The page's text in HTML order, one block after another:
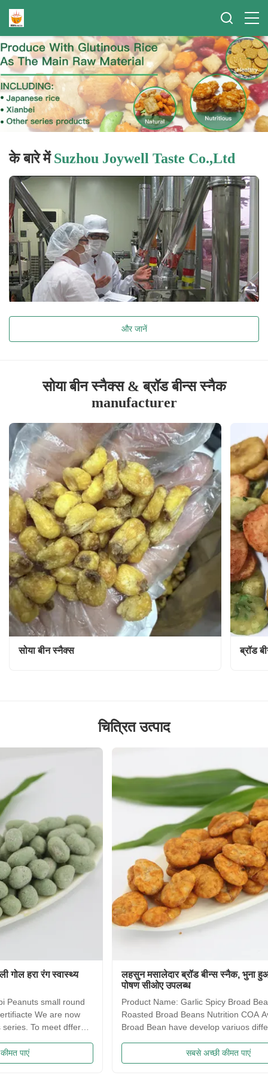
के बारे मेंSuzhou Joywell Taste Co.,Ltd
और जानें
सोया बीन स्नैक्स & ब्रॉड बीन्स स्नैक
manufacturer
सोया बीन स्नैक्स ब्रॉड
चित्रित उत्पाद
लहसुन मसालेदार ब्रॉड बीन्स स्नैक, भुना हुआ ब्रॉड बीन्स
Product Name: Garlic Spicy Broad Beans Snack ,
Roasted Broad Beans Nutrition COA Avaliable Our
Broad Bean have develop variuos different flavors
research department, we frist created braod bean
chips in China. Introducing precise frying ...
crispy,